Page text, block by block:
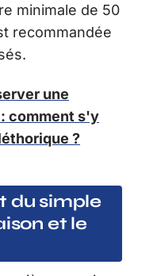
minimale de 50
recommandée
une
comment s'y
?
du simple
et le